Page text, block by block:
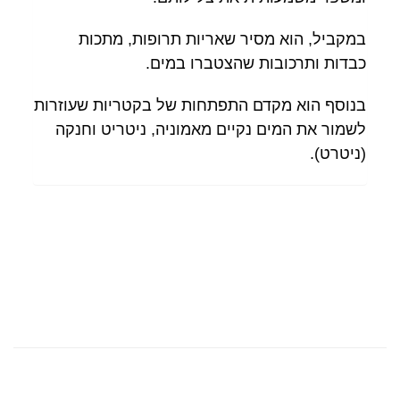
במקביל, הוא מסיר שאריות תרופות, מתכות
כבדות ותרכובות שהצטברו במים.
בנוסף הוא מקדם התפתחות של בקטריות שעוזרות
לשמור את המים נקיים מאמוניה, ניטריט וחנקה
(ניטרט).